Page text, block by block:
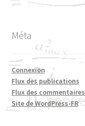
Méta
Connexion
Flux des publications
Flux des commentaires
Site de WordPress-FR